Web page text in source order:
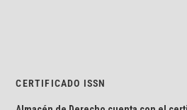
CERTIFICADO ISSN